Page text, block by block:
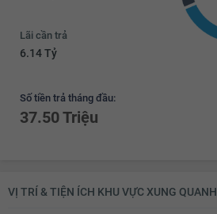
Lãi cần trả
6.14 Tỷ
Số tiền trả tháng đầu:
37.50 Triệu
VỊ TRÍ & TIỆN ÍCH KHU VỰC XUNG QUANH